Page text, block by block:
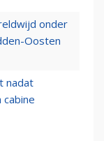
onder
Oosten
nadat